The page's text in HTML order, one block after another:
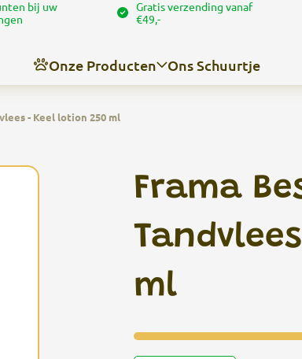
bij uw
Gratis verzending vanaf
€49,-
Onze Producten Ons Schuurtje
Contact
- Keel lotion 250 ml
Frama
ml